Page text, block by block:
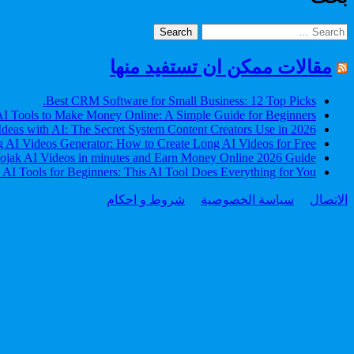
Search
for:
مقالات ممكن ان تستفيد منها
Best CRM Software for Small Business: 12 Top Picks.
Tools to Make Money Online: A Simple Guide for Beginners
with AI: The Secret System Content Creators Use in 2026
AI Videos Generator: How to Create Long AI Videos for Free
AI Videos in minutes and Earn Money Online 2026 Guide
AI Tools for Beginners: This AI Tool Does Everything for You
الاتصال سياسة الخصوصية شروط و احكام